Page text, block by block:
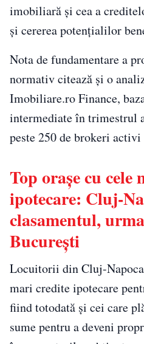
imobiliară și cea a
și cererea potențialilor
Nota de fundamentare a
normativ citează și o
Imobiliare.ro Finance,
intermediate în trimestrul
peste 250 de brokeri activi
Top orașe cu
ipotecare: Cluj-
clasamentul,
București
Locuitorii din Cluj-
mari credite ipotecare
fiind totodată și cei care
sume pentru a deveni